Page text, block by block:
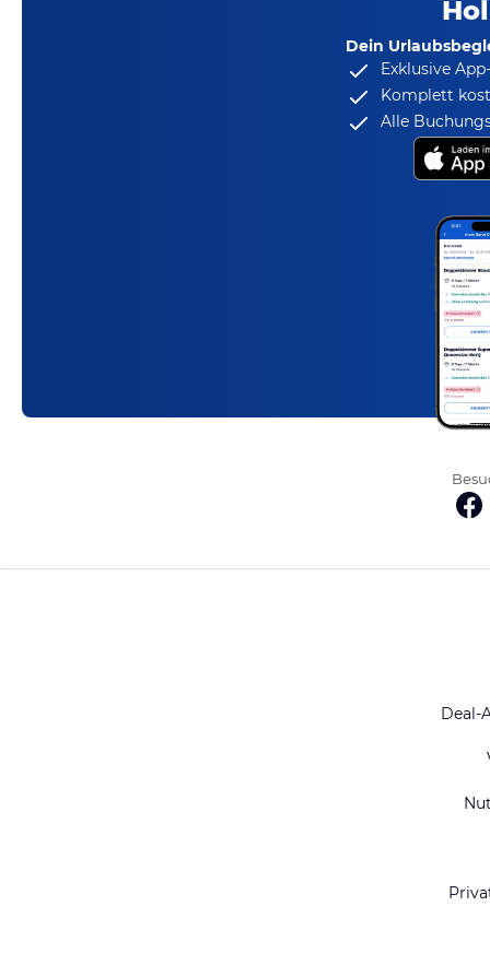
Dein
Exklusive
Komplett
Alle
Deal-